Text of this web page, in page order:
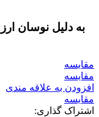
به دلیل نوسان ارز
مقايسه
مقایسه
افزودن به علاقه مندی
مقایسه
اشتراک گذاری: